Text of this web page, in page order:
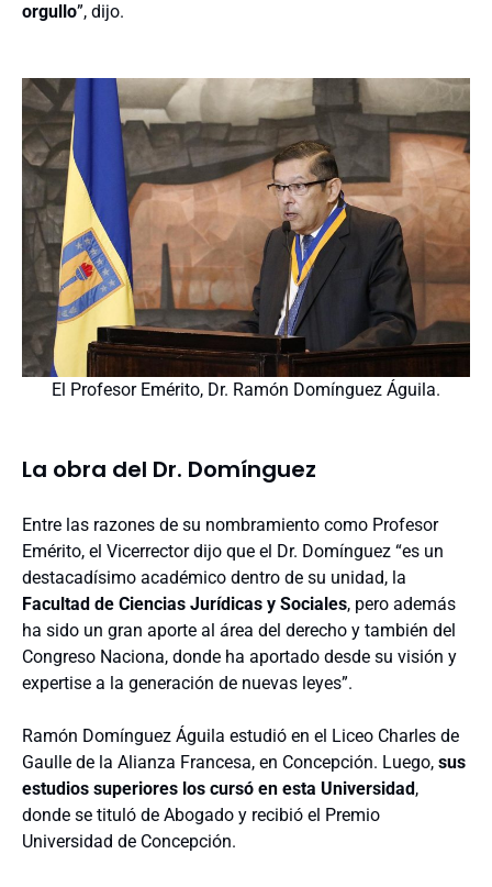
orgullo”, dijo.
El Profesor Emérito, Dr. Ramón Domínguez Águila.
La obra del Dr. Domínguez
Entre las razones de su nombramiento como Profesor
Emérito, el Vicerrector dijo que el Dr. Domínguez “es un
destacadísimo académico dentro de su unidad, la
Facultad de Ciencias Jurídicas y Sociales, pero además
ha sido un gran aporte al área del derecho y también del
Congreso Naciona, donde ha aportado desde su visión y
expertise a la generación de nuevas leyes”.
Ramón Domínguez Águila estudió en el Liceo Charles de
Gaulle de la Alianza Francesa, en Concepción. Luego, sus
estudios superiores los cursó en esta Universidad,
donde se tituló de Abogado y recibió el Premio
Universidad de Concepción.